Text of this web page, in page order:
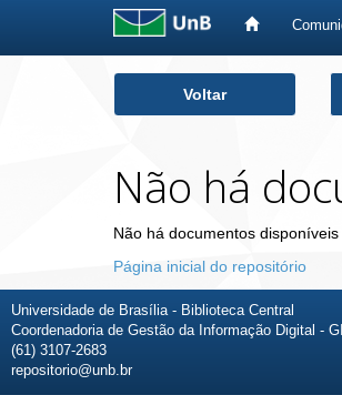
Voltar
Não há
Não há documentos
Página inicial do repositório
Universidade de Brasília - Biblioteca Central
Coordenadoria de Gestão da Informação Digital -
(61) 3107-2683
repositorio@unb.br